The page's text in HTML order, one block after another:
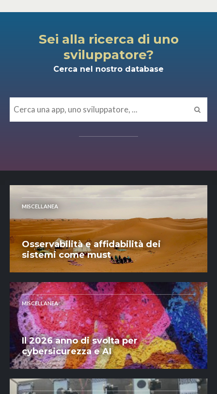
Sei alla ricerca di uno
sviluppatore?
Cerca nel nostro database
MISCELLANEA
Osservabilità e affidabilità dei
sistemi come must
MISCELLANEA
Il 2026 anno di svolta per
cybersicurezza e AI